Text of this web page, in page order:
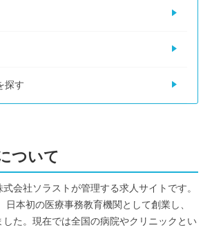
探す
ついて
会社ソラストが管理する求人サイトです。
日本初の医療事務教育機関として創業し、
た。現在では全国の病院やクリニックとい